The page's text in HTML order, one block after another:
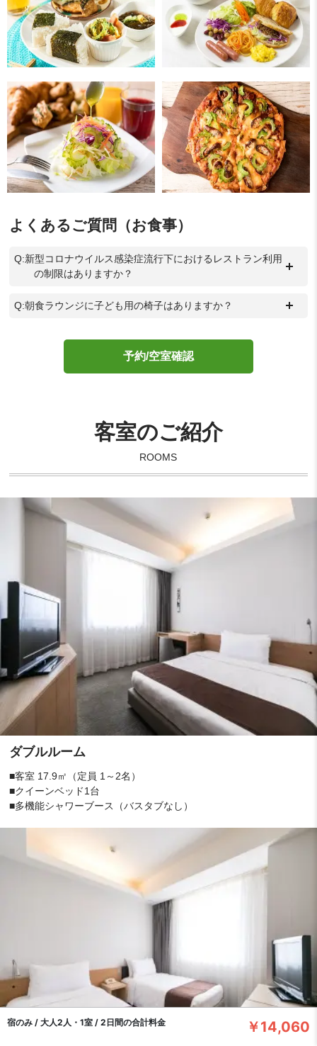
よくあるご質問（お食事）
Q:新型コロナウイルス感染症流行下におけるレストラン利用
の制限はありますか？
Q:朝食ラウンジに子ども用の椅子はありますか？
予約/空室確認
客室のご紹介
ROOMS
ダブルルーム
■客室 17.9㎡（定員 1～2名）
■クイーンベッド1台
■多機能シャワーブース（バスタブなし）
宿のみ / 大人2人・1室 / 2日間の合計料金 ￥14,060